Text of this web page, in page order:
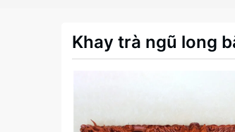
Khay trà ngũ long